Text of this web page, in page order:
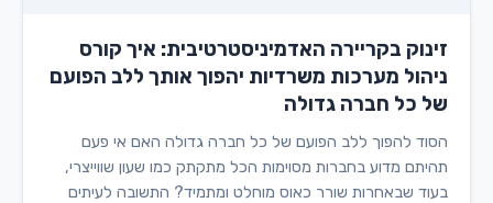
זינוק בקריירה האדמיניסטרטיבית: איך קורס
ניהול מערכות משרדיות יהפוך אותך ללב הפועם
של כל חברה גדולה
הסוד להפוך ללב הפועם של כל חברה גדולה האם אי פעם
תהיתם מדוע בחברות מסוימות הכל מתקתק כמו שעון שווייצרי,
בעוד שבאחרות שורר כאוס מוחלט ומתמיד? התשובה לעיתים